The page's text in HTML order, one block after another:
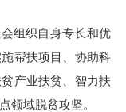
组织自身专长和优
帮扶项目、协助科
产业扶贫、智力扶
领域脱贫攻坚。